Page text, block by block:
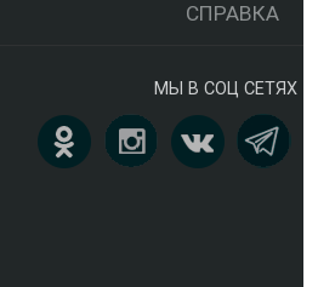
СПРАВКА
МЫ В СОЦ СЕТЯХ